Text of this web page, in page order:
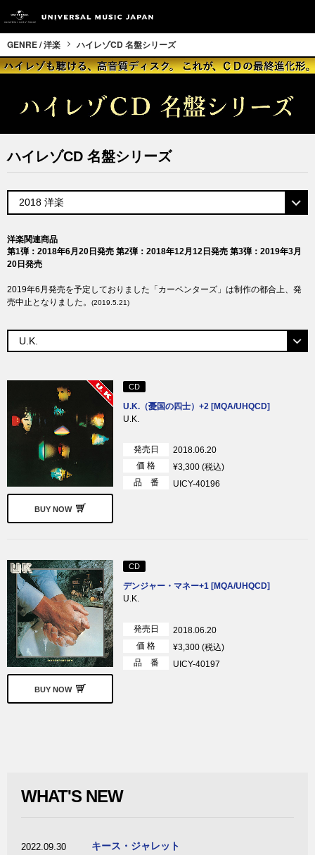
GENRE / 洋楽 ハイレゾCD 名盤シリーズ
ハイレゾCD 名盤シリーズ
洋楽関連商品
第1弾：2018年6月20日発売 第2弾：2018年12月12日発売 第3弾：2019年3月
20日発売
2019年6月発売を予定しておりました「カーペンターズ」は制作の都合上、発
売中止となりました。
(2019.5.21)
BUY NOW
CD
U.K.（憂国の四士）+2 [MQA/UHQCD]
U.K.
発売日
2018.06.20
価 格
¥3,300 (税込)
品 番
UICY-40196
BUY NOW
CD
デンジャー・マネー+1 [MQA/UHQCD]
U.K.
発売日
2018.06.20
価 格
¥3,300 (税込)
品 番
UICY-40197
WHAT'S NEW
2022.09.30 キース・ジャレット